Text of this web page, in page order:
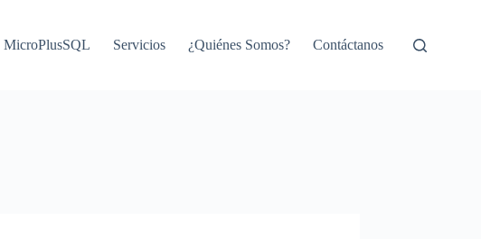
MicroPlusSQL Servicios ¿Quiénes Somos? Contáctanos